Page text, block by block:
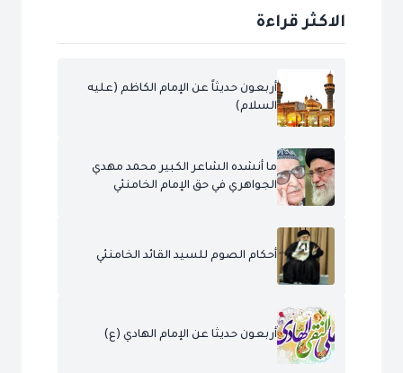
الاكثر قراءة
أربعون حديثاً عن الإمام الكاظم (عليه
السلام)
ما أنشده الشاعر الكبير محمد مهدي
الجواهري في حق الإمام الخامنئي
أحكام الصوم للسيد القائد الخامنئي
أربعون حديثا عن الإمام الهادي (ع)